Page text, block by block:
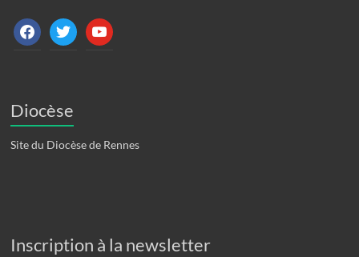
facebooktwitter youtube
Diocèse
Site du Diocèse de Rennes
Inscription à la newsletter